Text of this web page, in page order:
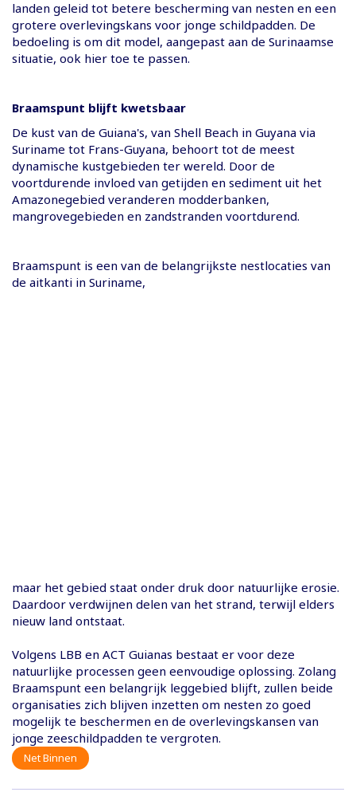
landen geleid tot betere bescherming van nesten en een
grotere overlevingskans voor jonge schildpadden. De
bedoeling is om dit model, aangepast aan de Surinaamse
situatie, ook hier toe te passen.
Braamspunt blijft kwetsbaar
De kust van de Guiana's, van Shell Beach in Guyana via
Suriname tot Frans-Guyana, behoort tot de meest
dynamische kustgebieden ter wereld. Door de
voortdurende invloed van getijden en sediment uit het
Amazonegebied veranderen modderbanken,
mangrovegebieden en zandstranden voortdurend.
Braamspunt is een van de belangrijkste nestlocaties van
de aitkanti in Suriname,
maar het gebied staat onder druk door natuurlijke erosie.
Daardoor verdwijnen delen van het strand, terwijl elders
nieuw land ontstaat.
Volgens LBB en ACT Guianas bestaat er voor deze
natuurlijke processen geen eenvoudige oplossing. Zolang
Braamspunt een belangrijk leggebied blijft, zullen beide
organisaties zich blijven inzetten om nesten zo goed
mogelijk te beschermen en de overlevingskansen van
jonge zeeschildpadden te vergroten.
Net Binnen